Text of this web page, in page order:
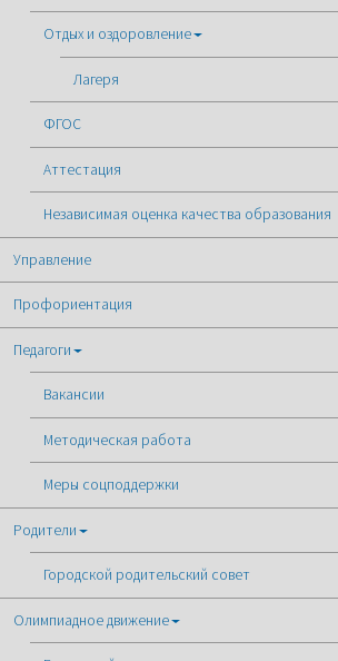
Отдых и оздоровление
Лагеря
ФГОС
Аттестация
Независимая оценка качества образования
Управление
Профориентация
Педагоги
Вакансии
Методическая работа
Меры соцподдержки
Родители
Городской родительский совет
Олимпиадное движение